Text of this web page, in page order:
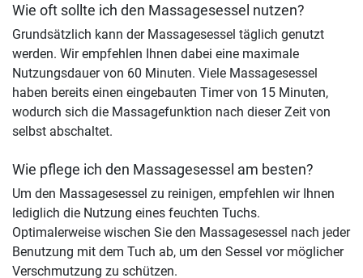
Wie oft sollte ich den Massagesessel nutzen?
Grundsätzlich kann der Massagesessel täglich genutzt
werden. Wir empfehlen Ihnen dabei eine maximale
Nutzungsdauer von 60 Minuten. Viele Massagesessel
haben bereits einen eingebauten Timer von 15 Minuten,
wodurch sich die Massagefunktion nach dieser Zeit von
selbst abschaltet.
Wie pflege ich den Massagesessel am besten?
Um den Massagesessel zu reinigen, empfehlen wir Ihnen
lediglich die Nutzung eines feuchten Tuchs.
Optimalerweise wischen Sie den Massagesessel nach jeder
Benutzung mit dem Tuch ab, um den Sessel vor möglicher
Verschmutzung zu schützen.